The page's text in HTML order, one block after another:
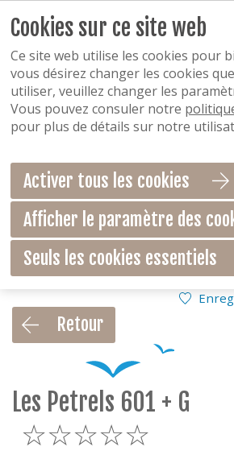
Retour
Les Petrels 601 + G
Cookies sur ce site web
Ce site web utilise les cookies pour
vous désirez changer les cookies
utiliser, veuillez changer les
Vous pouvez consuler notre
pour plus de détails sur notre
Activer tous les cookies
Afficher le paramètre des
Seuls les cookies essentiels